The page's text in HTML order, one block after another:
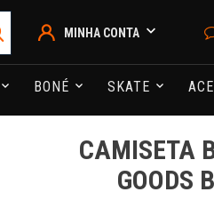
MINHA CONTA
BONÉ SKATE
CAMISETA
GOODS